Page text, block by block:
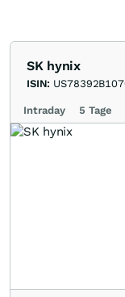
SK hynix
ISIN:
Intraday 5 Tage